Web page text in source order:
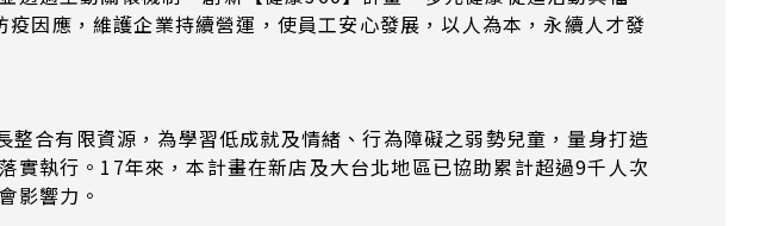
因應，維護企業持續營運，使員工安心發展，以人為本，永續人才發
合有限資源，為學習低成就及情緒、行為障礙之弱勢兒童，量身打造
執行。17年來，本計畫在新店及大台北地區已協助累計超過9千人次
影響力。